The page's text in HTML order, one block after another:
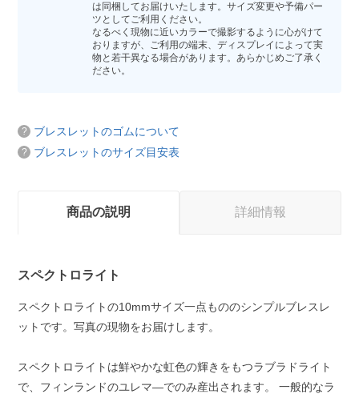
は同梱してお届けいたします。サイズ変更や予備パー
ツとしてご利用ください。
なるべく現物に近いカラーで撮影するように心がけて
おりますが、ご利用の端末、ディスプレイによって実
物と若干異なる場合があります。あらかじめご了承く
ださい。
ブレスレットのゴムについて
ブレスレットのサイズ目安表
商品の説明 詳細情報
スペクトロライト
スペクトロライトの10mmサイズ一点もののシンプルブレスレ
ットです。写真の現物をお届けします。
スペクトロライトは鮮やかな虹色の輝きをもつラブラドライト
で、フィンランドのユレマ―でのみ産出されます。 一般的なラ